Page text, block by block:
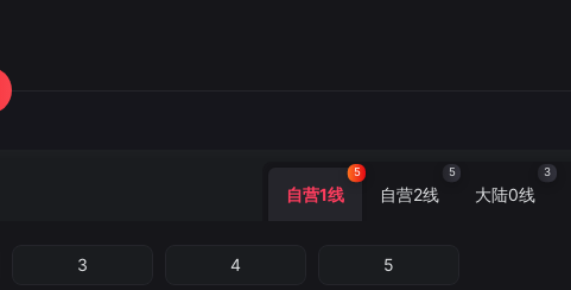
自营1线
5
自营2线
5
大陆0线
3
3 4 5